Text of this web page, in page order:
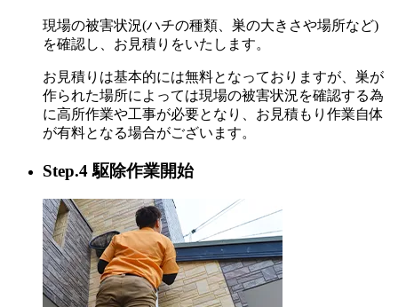
現場の被害状況(ハチの種類、巣の大きさや場所など)
を確認し、お見積りをいたします。
お見積りは基本的には無料となっておりますが、巣が
作られた場所によっては現場の被害状況を確認する為
に高所作業や工事が必要となり、お見積もり作業自体
が有料となる場合がございます。
Step.4 駆除作業開始